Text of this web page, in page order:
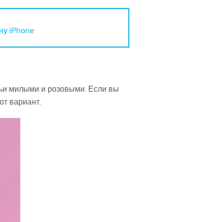
iPhone
милыми и розовыми. Если вы
вариант.